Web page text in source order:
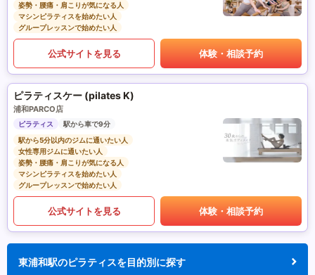
姿勢・腰痛・肩こりが気になる人
マシンピラティスを始めたい人
グループレッスンで始めたい人
公式サイトを見る 体験・相談予約
ピラティスケー (pilates K)
浦和PARCO店
ピラティス
駅から車で9分
駅から5分以内のジムに通いたい人
女性専用ジムに通いたい人
姿勢・腰痛・肩こりが気になる人
マシンピラティスを始めたい人
グループレッスンで始めたい人
公式サイトを見る 体験・相談予約
東浦和駅のピラティスを目的別に探す